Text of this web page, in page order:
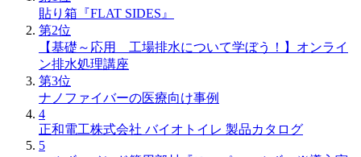
貼り箱『FLAT SIDES』
第2位
【基礎～応用 工場排水について学ぼう！】オンライ
ン排水処理講座
第3位
ナノファイバーの医療向け事例
4
正和電工株式会社 バイオトイレ 製品カタログ
5